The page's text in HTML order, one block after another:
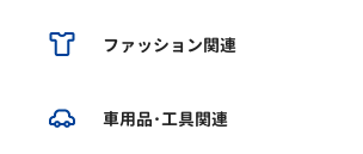
ファッション関連
車用品･工具関連